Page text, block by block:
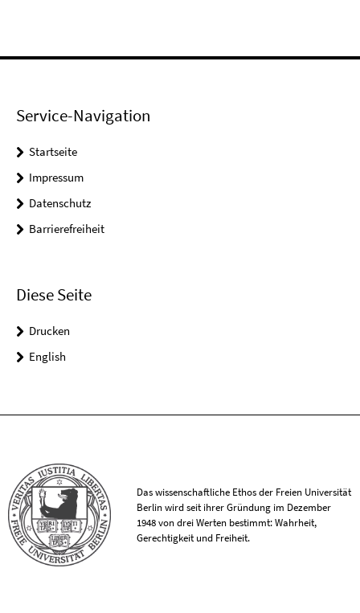
Service-Navigation
Startseite
Impressum
Datenschutz
Barrierefreiheit
Diese Seite
Drucken
English
Das wissenschaftliche Ethos der Freien Universität
Berlin wird seit ihrer Gründung im Dezember
1948 von drei Werten bestimmt: Wahrheit,
Gerechtigkeit und Freiheit.